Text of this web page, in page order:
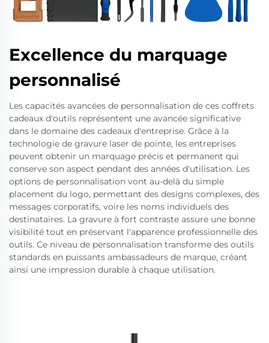
Excellence du marquage
personnalisé
Les capacités avancées de personnalisation de ces coffrets
cadeaux d'outils représentent une avancée significative
dans le domaine des cadeaux d'entreprise. Grâce à la
technologie de gravure laser de pointe, les entreprises
peuvent obtenir un marquage précis et permanent qui
conserve son aspect pendant des années d'utilisation. Les
options de personnalisation vont au-delà du simple
placement du logo, permettant des designs complexes, des
messages corporatifs, voire les noms individuels des
destinataires. La gravure à fort contraste assure une bonne
visibilité tout en préservant l'apparence professionnelle des
outils. Ce niveau de personnalisation transforme des outils
standards en puissants ambassadeurs de marque, créant
ainsi une impression durable à chaque utilisation.